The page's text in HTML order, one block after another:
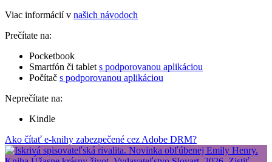
Viac informácií v našich návodoch
Prečítate na:
Pocketbook
Smartfón či tablet s podporovanou aplikáciou
Počítač s podporovanou aplikáciou
Neprečítate na:
Kindle
Ako čítať e-knihy zabezpečené cez Adobe DRM?